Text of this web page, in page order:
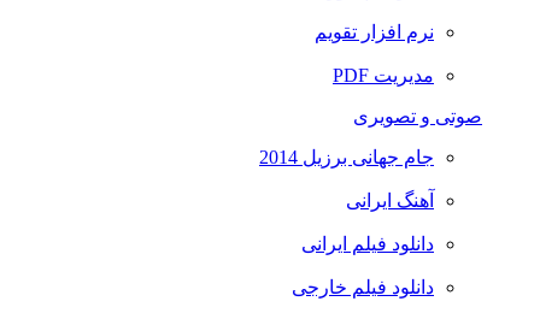
نرم افزار تقویم
مدیریت PDF
صوتی و تصویری
جام جهانی برزیل 2014
آهنگ ایرانی
دانلود فیلم ایرانی
دانلود فیلم خارجی